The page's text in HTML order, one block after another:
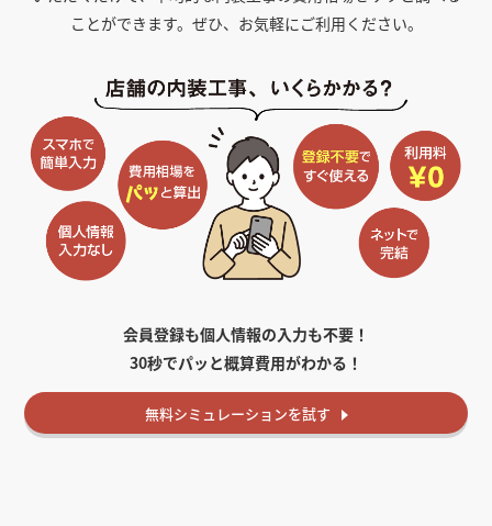
ことができます。ぜひ、お気軽にご利用ください。
会員登録も個人情報の入力も不要！
30秒でパッと概算費用がわかる！
無料シミュレーションを試す